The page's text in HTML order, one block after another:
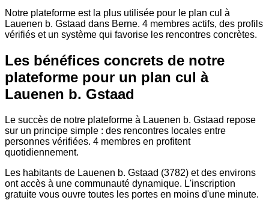
Notre plateforme est la plus utilisée pour le plan cul à
Lauenen b. Gstaad dans Berne. 4 membres actifs, des profils
vérifiés et un système qui favorise les rencontres concrètes.
Les bénéfices concrets de notre
plateforme pour un plan cul à
Lauenen b. Gstaad
Le succès de notre plateforme à Lauenen b. Gstaad repose
sur un principe simple : des rencontres locales entre
personnes vérifiées. 4 membres en profitent
quotidiennement.
Les habitants de Lauenen b. Gstaad (3782) et des environs
ont accès à une communauté dynamique. L'inscription
gratuite vous ouvre toutes les portes en moins d'une minute.